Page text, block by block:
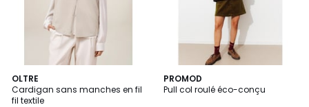
OLTRE
Cardigan sans manches en fil
fil textile
PROMOD
Pull col roulé éco-conçu